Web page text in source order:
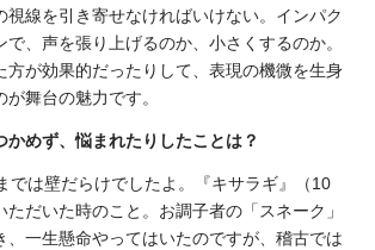
視線を引き寄せなければいけない。インパク
で、声を張り上げるのか、小さくするのか。
方が効果的だったりして、表現の機微を生身
舞台の魅力です。
めず、悩まれたりしたことは？
では壁だらけでしたよ。『キサラギ』（10
だいた時のこと。お調子者の「スネーク」
、一生懸命やってはいたのですが、稽古では